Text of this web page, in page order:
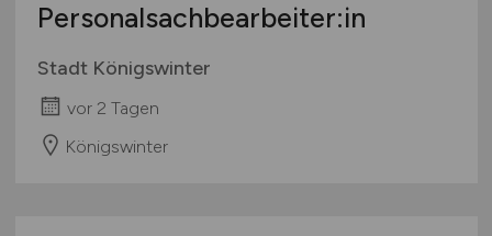
Personalsachbearbeiter:in
Stadt Königswinter
vor 2 Tagen
Königswinter